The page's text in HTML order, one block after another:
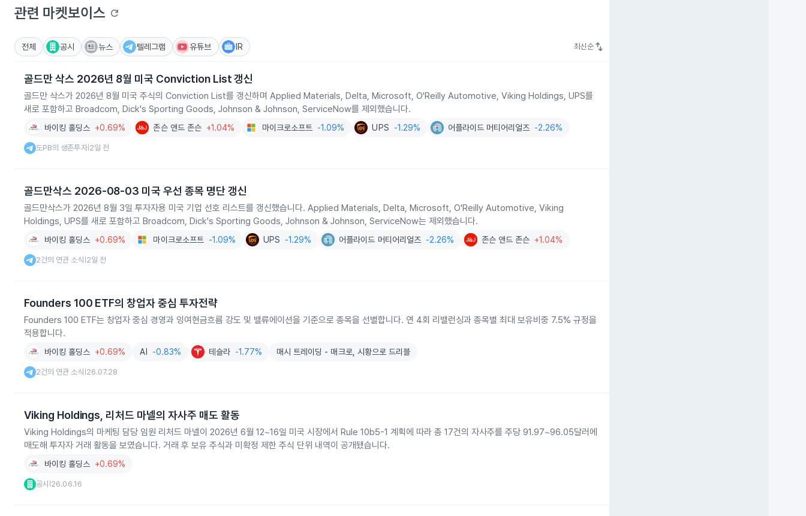
관련 마켓보이스 refresh
전체 공시 뉴스 텔레그램 유튜브 IR 최신순 swap_vert
골드만 삭스 2026년 8월 미국 Conviction List 갱신
골드만 삭스가 2026년 8월 미국 주식의 Conviction List를 갱신하며 Applied Materials, Delta, Microsoft, O'Reilly Automotive, Viking Holdings, UPS를
새로 포함하고 Broadcom, Dick's Sporting Goods, Johnson & Johnson, ServiceNow를 제외했습니다.
바이킹 홀딩스 +0.69% 존슨 앤드 존슨 +1.04% 마이크로소프트 -1.09% UPS -1.29% 어플라이드 머티어리얼즈 -2.26%
도PB의 생존투자| 2일 전
골드만삭스 2026-08-03 미국 우선 종목 명단 갱신
골드만삭스가 2026년 8월 3일 투자자용 미국 기업 선호 리스트를 갱신했습니다. Applied Materials, Delta, Microsoft, O'Reilly Automotive, Viking
Holdings, UPS를 새로 포함하고 Broadcom, Dick's Sporting Goods, Johnson & Johnson, ServiceNow는 제외했습니다.
바이킹 홀딩스 +0.69% 마이크로소프트 -1.09% UPS -1.29% 어플라이드 머티어리얼즈 -2.26% 존슨 앤드 존슨 +1.04%
2건의 연관 소식 2일 전
Founders 100 ETF의 창업자 중심 투자전략
Founders 100 ETF는 창업자 중심 경영과 잉여현금흐름 강도 및 밸류에이션을 기준으로 종목을 선별합니다. 연 4회 리밸런싱과 종목별 최대 보유비중 7.5% 규정을
적용합니다.
바이킹 홀딩스 +0.69% AI -0.83% 테슬라 -1.77% 매시 트레이딩 - 매크로, 시황으로 드리블
2건의 연관 소식 26.07.28
Viking Holdings, 리처드 마넬의 자사주 매도 활동
Viking Holdings의 마케팅 담당 임원 리처드 마넬이 2026년 6월 12~16일 미국 시장에서 Rule 10b5-1 계획에 따라 총 17건의 자사주를 주당 91.97~96.05달러에
매도해 투자자 거래 활동을 보였습니다. 거래 후 보유 주식과 미확정 제한 주식 단위 내역이 공개됐습니다.
바이킹 홀딩스 +0.69%
공시 26.06.16